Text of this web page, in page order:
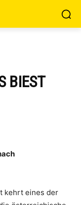
BIEST
kehrt eines der